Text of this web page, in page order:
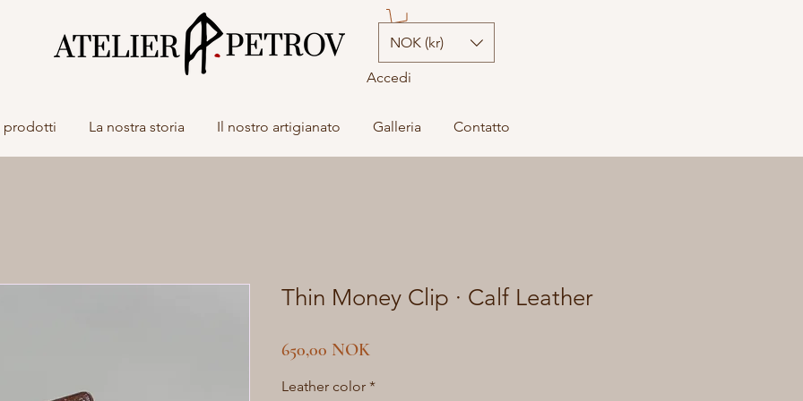
Accedi
NOK (kr)
prodotti La nostra storia Il nostro artigianato Galleria Contatto
Thin Money Clip · Calf Leather
650,00 NOK
Leather color *